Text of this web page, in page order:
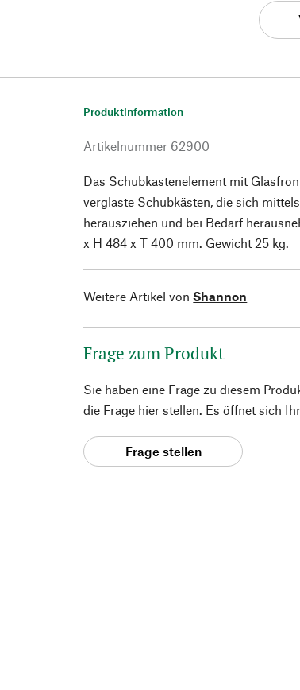
Produktinformation
Artikelnummer 62900
Das Schubkastenelement mit
verglaste Schubkästen, die sich
herausziehen und bei Bedarf
x H 484 x T 400 mm. Gewicht 25 kg.
Weitere Artikel von Shannon
Frage zum Produkt
Sie haben eine Frage zu diesem
die Frage hier stellen. Es öffnet sich
Frage stellen